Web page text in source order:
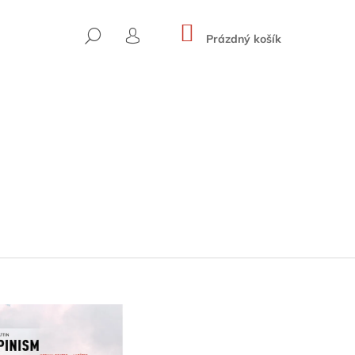
HLEDAT
PŘIHLÁŠENÍ
NÁKUPNÍ
KOŠÍK
Prázdný košík
WÄNDE (BAND